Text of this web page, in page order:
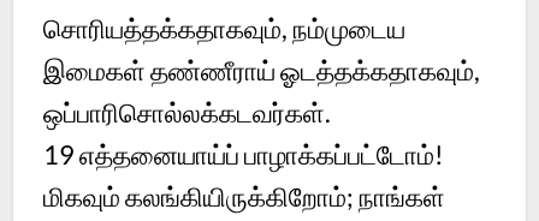
சொரியத்தக்கதாகவும், நம்முடைய
இமைகள் தண்ணீராய் ஓடத்தக்கதாகவும்,
ஒப்பாரிசொல்லக்கடவர்கள்.
19 எத்தனையாய்ப் பாழாக்கப்பட்டோம்!
மிகவும் கலங்கியிருக்கிறோம்; நாங்கள்